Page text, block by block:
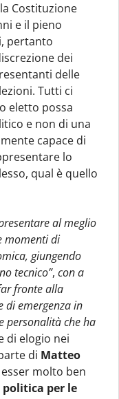
Costituzione
e il pieno
pertanto
dei
delle
Tutti ci
eletto possa
e non di una
capace di
lo
qual è quello
al meglio
momenti di
giungendo
tecnico”, con a
fronte alla
di emergenza in
personalità che ha
di elogio nei
di Matteo
molto ben
per le